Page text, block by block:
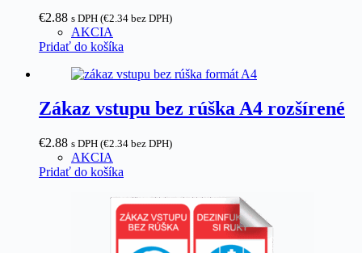
€2.88 s DPH (€2.34 bez DPH)
AKCIA
Pridať do košíka
Zákaz vstupu bez rúška A4 rozšírené
€2.88 s DPH (€2.34 bez DPH)
AKCIA
Pridať do košíka